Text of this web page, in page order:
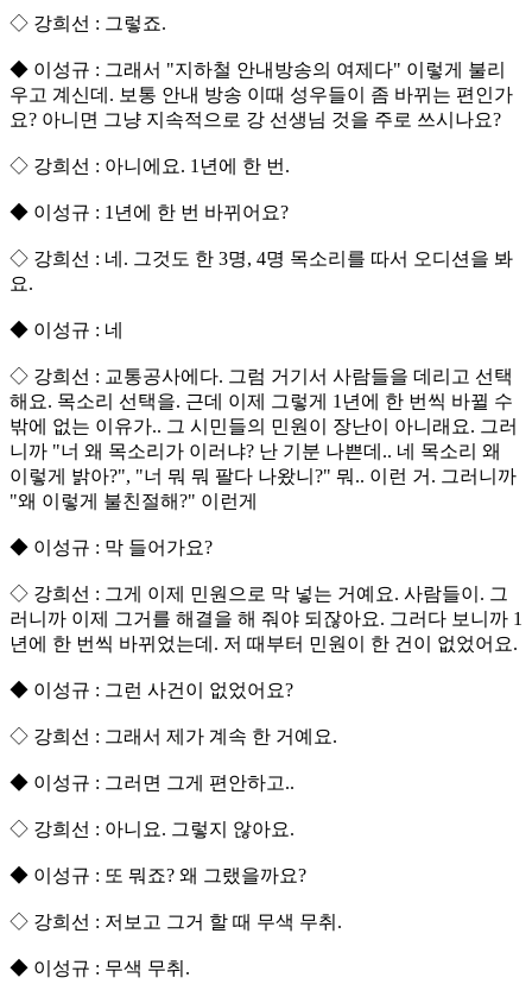
◇ 강희선 : 그렇죠.
◆ 이성규 : 그래서 "지하철 안내방송의 여제다" 이렇게 불리
우고 계신데. 보통 안내 방송 이때 성우들이 좀 바뀌는 편인가
요? 아니면 그냥 지속적으로 강 선생님 것을 주로 쓰시나요?
◇ 강희선 : 아니에요. 1년에 한 번.
◆ 이성규 : 1년에 한 번 바뀌어요?
◇ 강희선 : 네. 그것도 한 3명, 4명 목소리를 따서 오디션을 봐
요.
◆ 이성규 : 네
◇ 강희선 : 교통공사에다. 그럼 거기서 사람들을 데리고 선택
해요. 목소리 선택을. 근데 이제 그렇게 1년에 한 번씩 바뀔 수
밖에 없는 이유가.. 그 시민들의 민원이 장난이 아니래요. 그러
니까 "너 왜 목소리가 이러냐? 난 기분 나쁜데.. 네 목소리 왜
이렇게 밝아?", "너 뭐 뭐 팔다 나왔니?" 뭐.. 이런 거. 그러니까
"왜 이렇게 불친절해?" 이런게
◆ 이성규 : 막 들어가요?
◇ 강희선 : 그게 이제 민원으로 막 넣는 거예요. 사람들이. 그
러니까 이제 그거를 해결을 해 줘야 되잖아요. 그러다 보니까 1
년에 한 번씩 바뀌었는데. 저 때부터 민원이 한 건이 없었어요.
◆ 이성규 : 그런 사건이 없었어요?
◇ 강희선 : 그래서 제가 계속 한 거예요.
◆ 이성규 : 그러면 그게 편안하고..
◇ 강희선 : 아니요. 그렇지 않아요.
◆ 이성규 : 또 뭐죠? 왜 그랬을까요?
◇ 강희선 : 저보고 그거 할 때 무색 무취.
◆ 이성규 : 무색 무취.